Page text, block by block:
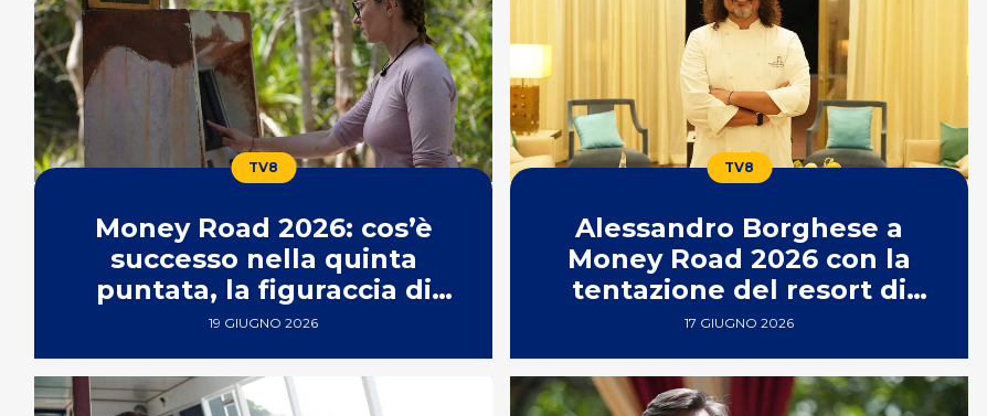
TV8
Money Road 2026: cos’è
successo nella quinta
puntata, la figuraccia di
Marilina
19 GIUGNO 2026
TV8
Alessandro Borghese a
Money Road 2026 con la
tentazione del resort di
lusso
17 GIUGNO 2026